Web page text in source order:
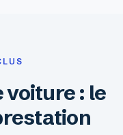
voiture : le